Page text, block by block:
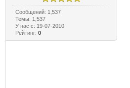
Сообщений: 1,537
Темы: 1,537
У нас с: 19-07-2010
Рейтинг:0